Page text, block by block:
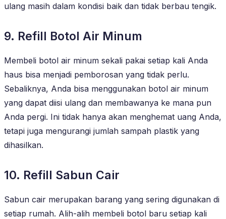
ulang masih dalam kondisi baik dan tidak berbau tengik.
9. Refill Botol Air Minum
Membeli botol air minum sekali pakai setiap kali Anda
haus bisa menjadi pemborosan yang tidak perlu.
Sebaliknya, Anda bisa menggunakan botol air minum
yang dapat diisi ulang dan membawanya ke mana pun
Anda pergi. Ini tidak hanya akan menghemat uang Anda,
tetapi juga mengurangi jumlah sampah plastik yang
dihasilkan.
10. Refill Sabun Cair
Sabun cair merupakan barang yang sering digunakan di
setiap rumah. Alih-alih membeli botol baru setiap kali